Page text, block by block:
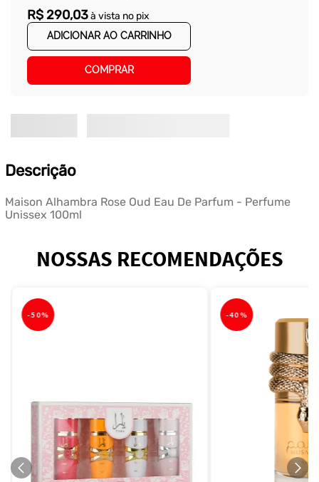
R$ 290,03à vista no pix
ADICIONAR AO CARRINHO
COMPRAR
Descrição
Maison Alhambra Rose Oud Eau De Parfum - Perfume
Unissex 100ml
NOSSAS RECOMENDAÇÕES
-50% -40%